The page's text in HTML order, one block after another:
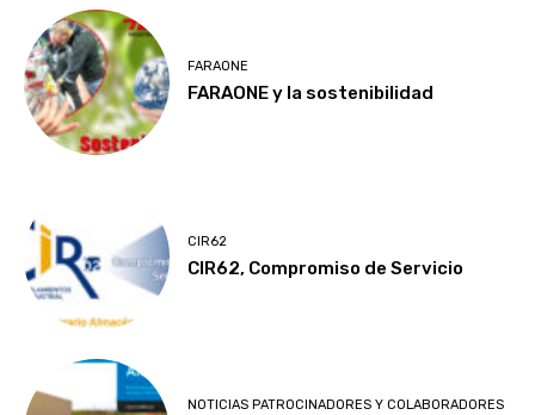
FARAONE
FARAONE y la sostenibilidad
CIR62
CIR62, Compromiso de Servicio
NOTICIAS PATROCINADORES Y COLABORADORES